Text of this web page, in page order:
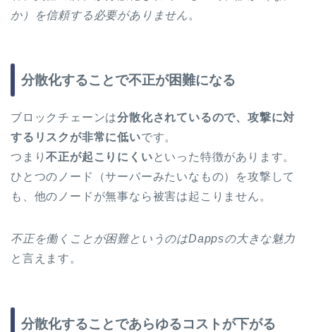
か）を信頼する必要がありません 。
分散化することで不正が困難になる
ブロックチェーンは分散化されているので、攻撃に対
するリスクが非常に低いです。
つまり不正が起こりにくい といった特徴があります。
ひとつのノード（サーバーみたいなもの）を攻撃して
も、他のノードが無事なら被害は起こりません。
不正を働くことが困難というのはDappsの大きな魅力
と言えます。
分散化することであらゆるコストが下がる